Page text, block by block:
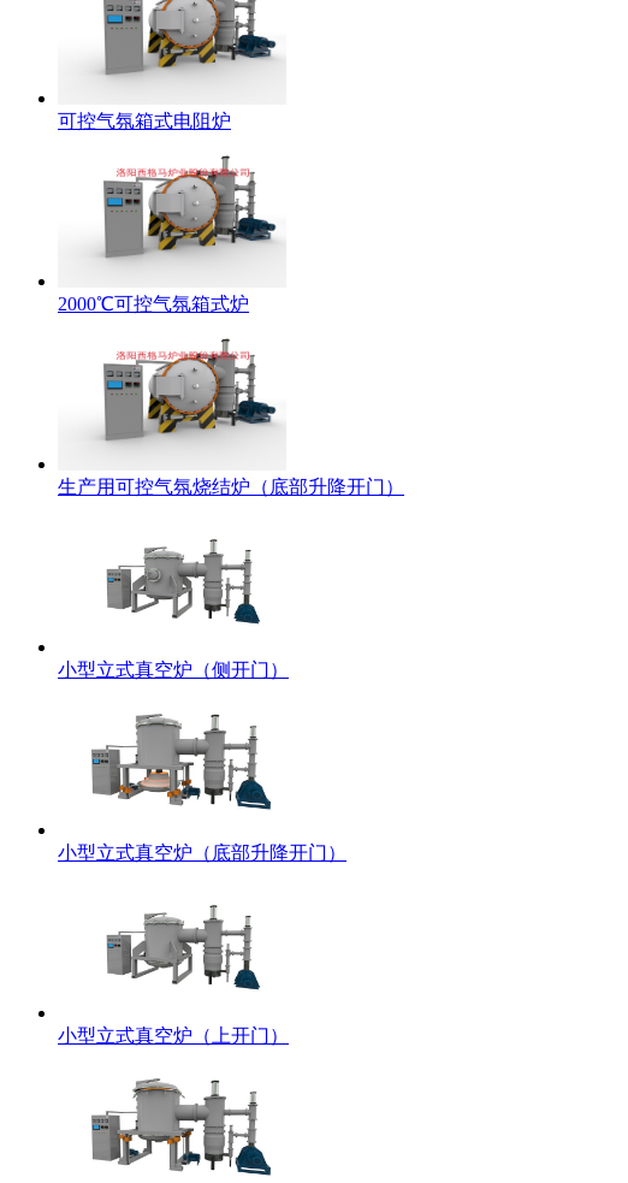
可控气氛箱式电阻炉
2000℃可控气氛箱式炉
生产用可控气氛烧结炉（底部升降开门）
小型立式真空炉（侧开门）
小型立式真空炉（底部升降开门）
小型立式真空炉（上开门）